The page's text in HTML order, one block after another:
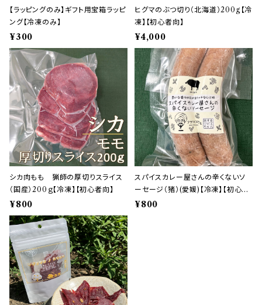
【ラッピングのみ】ギフト用宝箱ラッピ
ング【冷凍のみ】
¥300
ヒグマのぶつ切り（北海道）200g【冷
凍】【初心者向】
¥4,000
シカ肉もも 猟師の厚切りスライス
（国産）200ｇ【冷凍】【初心者向】
¥800
スパイスカレー屋さんの辛くないソ
ーセージ（猪）(愛媛)【冷凍】【初心者
向】
¥800